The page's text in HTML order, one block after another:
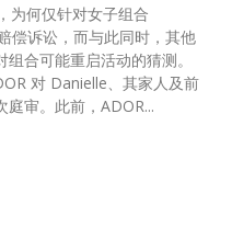
为何仅针对女子组合
偿诉讼，而与此同时，其他
合可能重启活动的猜测。
对 Danielle、其家人及前
审。此前，ADOR...